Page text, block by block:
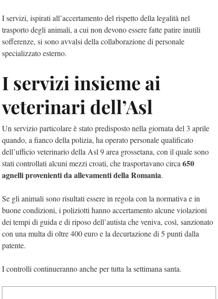
I servizi, ispirati all’accertamento del rispetto della legalità nel
trasporto degli animali, a cui non devono essere fatte patire inutili
sofferenze, si sono avvalsi della collaborazione di personale
specializzato esterno.
I servizi insieme ai
veterinari dell’Asl
Un servizio particolare è stato predisposto nella giornata del 3 aprile
quando, a fianco della polizia, ha operato personale qualificato
dell’ufficio veterinario della Asl 9 area grossetana, con il quale sono
stati controllati alcuni mezzi croati, che trasportavano circa 650
agnelli provenienti da allevamenti della Romania.
Se gli animali sono risultati essere in regola con la normativa e in
buone condizioni, i poliziotti hanno accertamento alcune violazioni
dei tempi di guida e di riposo dell’autista che veniva, così, sanzionato
con una multa di oltre 400 euro e la decurtazione di 5 punti dalla
patente.
I controlli continueranno anche per tutta la settimana santa.